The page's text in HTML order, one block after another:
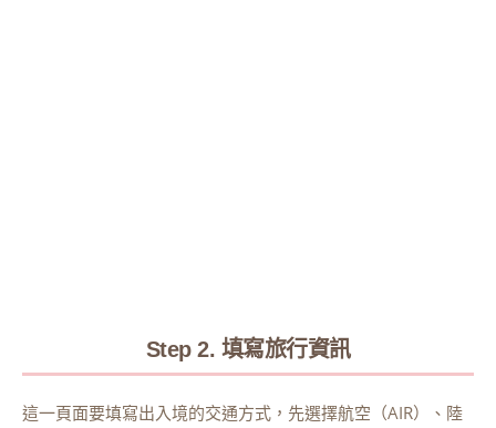
Step 2. 填寫旅行資訊
這一頁面要填寫出入境的交通方式，先選擇航空（AIR）、陸